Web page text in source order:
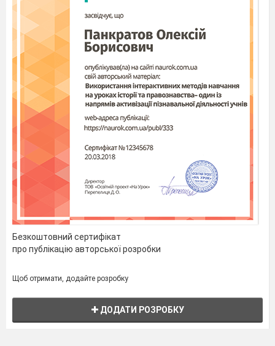
Безкоштовний сертифікат
про публікацію авторської розробки
Щоб отримати, додайте розробку
ДОДАТИ РОЗРОБКУ